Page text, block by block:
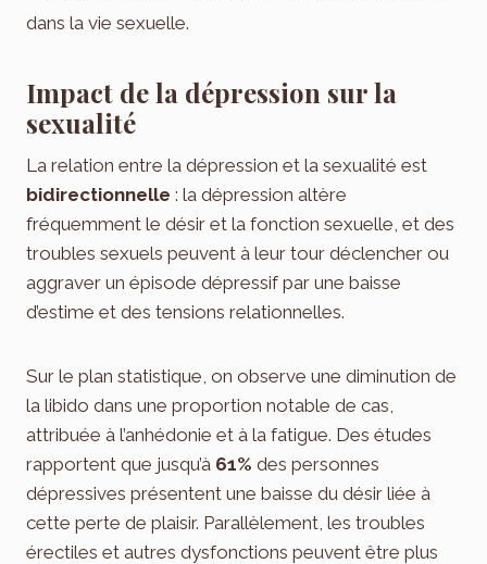
dans la vie sexuelle.
Impact de la dépression sur la
sexualité
La relation entre la dépression et la sexualité est
bidirectionnelle : la dépression altère
fréquemment le désir et la fonction sexuelle, et des
troubles sexuels peuvent à leur tour déclencher ou
aggraver un épisode dépressif par une baisse
d’estime et des tensions relationnelles.
Sur le plan statistique, on observe une diminution de
la libido dans une proportion notable de cas,
attribuée à l’anhédonie et à la fatigue. Des études
rapportent que jusqu’à 61% des personnes
dépressives présentent une baisse du désir liée à
cette perte de plaisir. Parallèlement, les troubles
érectiles et autres dysfonctions peuvent être plus